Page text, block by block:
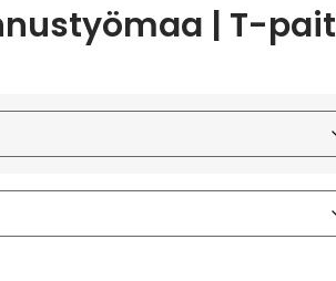
| T-